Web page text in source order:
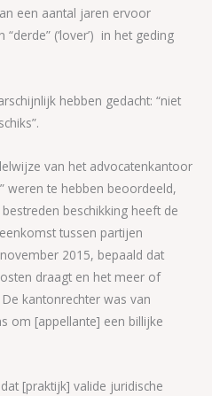
een aantal jaren ervoor
(‘lover’) in het geding
hebben gedacht: “niet
van het advocatenkantoor
weren te hebben beoordeeld,
beschikking heeft de
tussen partijen
2015, bepaald dat
draagt en het meer of
kantonrechter was van
om [appellante] een billijke
[praktijk] valide juridische